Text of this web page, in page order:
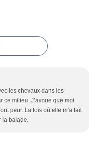
les chevaux dans les
ce milieu. J’avoue que moi
peur. La fois où elle m’a fait
la balade.